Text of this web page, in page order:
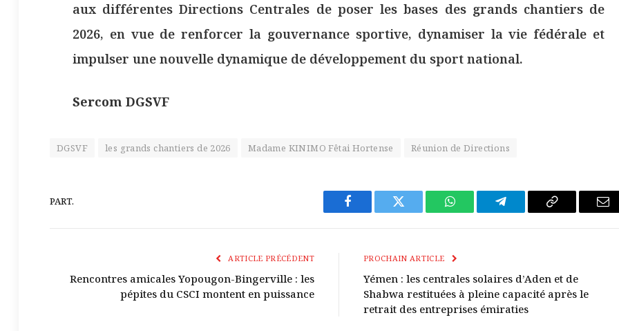
aux différentes Directions Centrales de poser les bases des grands chantiers de
2026, en vue de renforcer la gouvernance sportive, dynamiser la vie fédérale et
impulser une nouvelle dynamique de développement du sport national.
Sercom DGSVF
DGSVF les grands chantiers de 2026 Madame KINIMO Fêtai Hortense Réunion de Directions
PART.
Facebook Twitter WhatsAppTélégrammeCopier
E-
ARTICLE PRÉCÉDENT
Rencontres amicales Yopougon-Bingerville : les
pépites du CSCI montent en puissance
PROCHAIN ARTICLE
Yémen : les centrales solaires d’Aden et de
Shabwa restituées à pleine capacité après le
retrait des entreprises émiraties